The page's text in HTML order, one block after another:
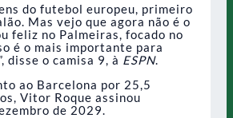
do futebol europeu, primeiro
Mas vejo que agora não é o
feliz no Palmeiras, focado no
é o mais importante para
disse o camisa 9, à ESPN.
ao Barcelona por 25,5
Vitor Roque assinou
de 2029.